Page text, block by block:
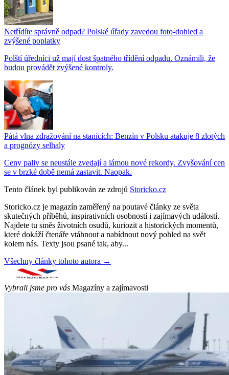
Netřídíte správně odpad? Polské úřady zavedou foto-dohled a
zvýšené poplatky
Polští úředníci už mají dost špatného třídění odpadu. Oznámili, že
budou provádět zvýšené kontroly.
Pátá vlna zdražování na stanicích: Benzín v Polsku atakuje 8 zlotých
a prognózy selhaly
Ceny paliv se neustále zvedají a lámou nové rekordy. Zvyšování cen
se v brzké době nemá zastavit. Naopak.
Tento článek byl publikován ze zdrojů Storicko.cz
Storicko.cz je magazín zaměřený na poutavé články ze světa
skutečných příběhů, inspirativních osobností i zajímavých událostí.
Najdete tu směs životních osudů, kuriozit a historických momentů,
které dokáží čtenáře vtáhnout a nabídnout nový pohled na svět
kolem nás. Texty jsou psané tak, aby...
Všechny články tohoto autora →
Vybrali jsme pro vás Magazíny a zajímavosti